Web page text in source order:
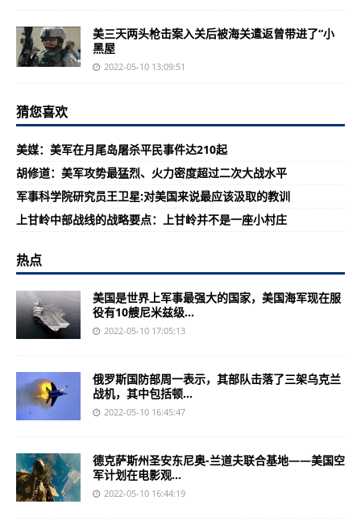
美三天两头枪击案入关后被海关遣返曾带进了“小
黑屋
2022-05-10 13:09:51
猜您喜欢
美媒：美军在月尾岛屠杀平民事件达210起
胡修道：美军攻势最猛烈、火力密度超过二次大战水平
军事科学院研究员王卫星:对美国来说最应该汲取的教训
上甘岭中部战线的战略要点：上甘岭并不是一座小村庄
热点
美国是世界上军事最强大的国家，美国海军现在服
役有10艘尼米兹级...
2022-05-10 17:05:13
俄罗斯国防部周一表示，其部队击落了三架乌克兰
战机，其中包括顿...
2022-05-10 16:45:47
德克萨斯州圣安东尼奥-兰道夫联合基地——美国空
军计划在电影观...
2022-05-10 16:44:19